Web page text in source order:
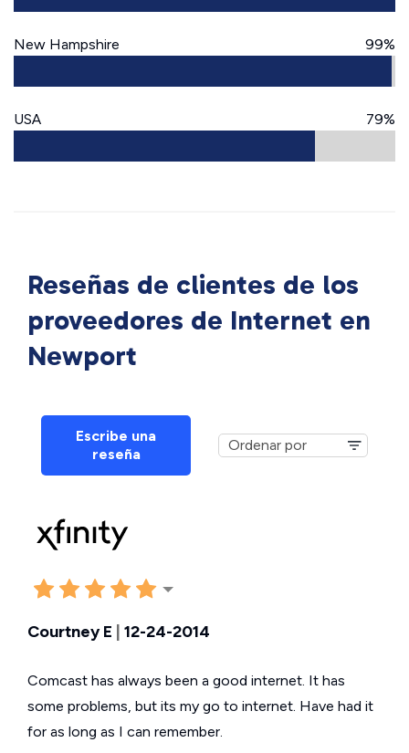
New Hampshire 99%
USA 79%
Reseñas de clientes de los
proveedores de Internet en
Newport
Escribe una
reseña
Courtney E 12-24-2014
Comcast has always been a good internet. It has
some problems, but its my go to internet. Have had it
for as long as I can remember.